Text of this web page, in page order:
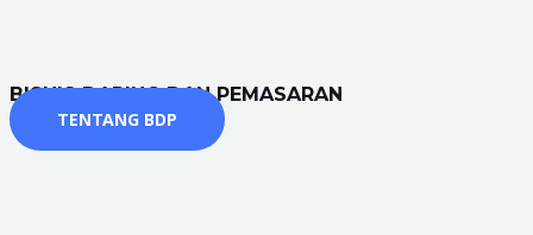
BISNIS DARING DAN PEMASARAN
TENTANG BDP